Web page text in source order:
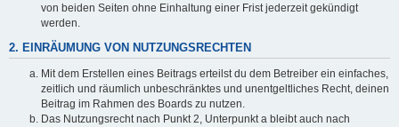
von beiden Seiten ohne Einhaltung einer Frist jederzeit gekündigt
werden.
2. EINRÄUMUNG VON NUTZUNGSRECHTEN
Mit dem Erstellen eines Beitrags erteilst du dem Betreiber ein einfaches,
zeitlich und räumlich unbeschränktes und unentgeltliches Recht, deinen
Beitrag im Rahmen des Boards zu nutzen.
Das Nutzungsrecht nach Punkt 2, Unterpunkt a bleibt auch nach